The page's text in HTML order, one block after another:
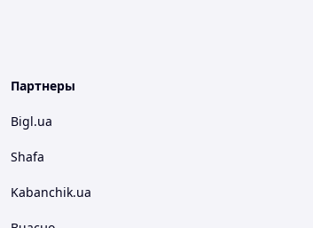
Партнеры
Bigl.ua
Shafa
Kabanchik.ua